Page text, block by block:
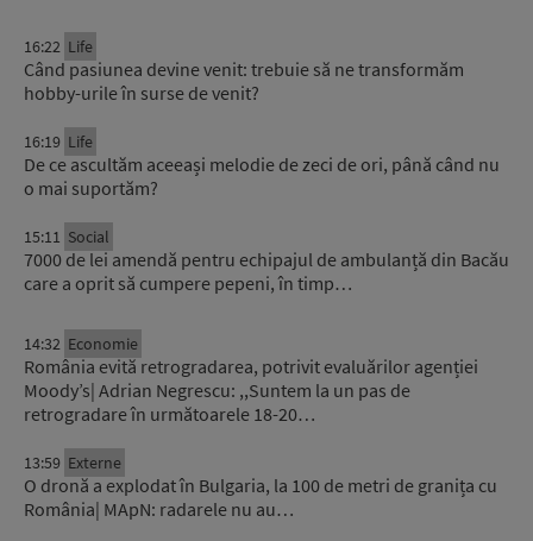
16:22 Life
Când pasiunea devine venit: trebuie să ne transformăm
hobby-urile în surse de venit?
16:19 Life
De ce ascultăm aceeași melodie de zeci de ori, până când nu
o mai suportăm?
15:11 Social
7000 de lei amendă pentru echipajul de ambulanță din Bacău
care a oprit să cumpere pepeni, în timp…
14:32 Economie
România evită retrogradarea, potrivit evaluărilor agenției
Moody’s| Adrian Negrescu: ,,Suntem la un pas de
retrogradare în următoarele 18-20…
13:59 Externe
O dronă a explodat în Bulgaria, la 100 de metri de granița cu
România| MApN: radarele nu au…